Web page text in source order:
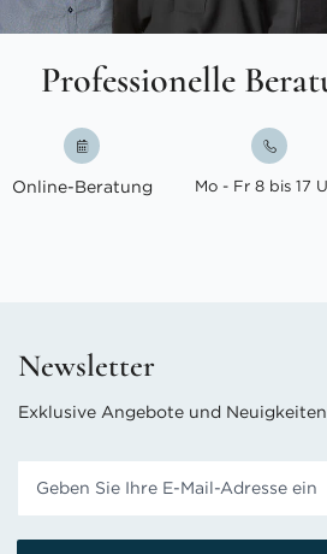
Professionelle
Online-Beratung Mo - Fr 8 bis 17
Newsletter
Exklusive Angebote und